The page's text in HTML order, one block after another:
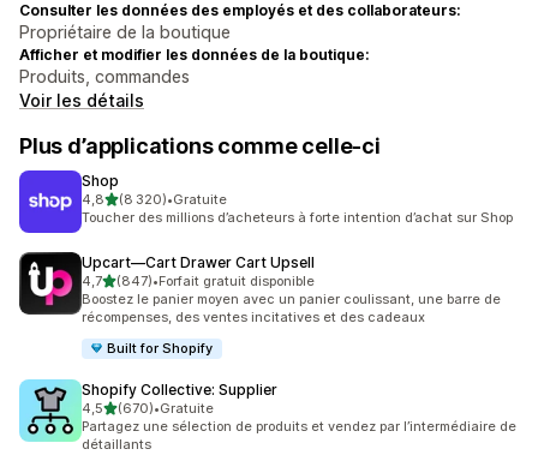
Consulter les données des employés et des collaborateurs:
Propriétaire de la boutique
Afficher et modifier les données de la boutique:
Produits, commandes
Voir les détails
Plus d’applications comme celle-ci
Shop
4,8étoile(s) sur 5
(8 320)
8320 avis au total
•Gratuite
Toucher des millions d’acheteurs à forte intention d’achat sur Shop
Upcart—Cart Drawer Cart Upsell
4,7étoile(s) sur 5
(847)
847 avis au total
•Forfait gratuit disponible
Boostez le panier moyen avec un panier coulissant, une barre de
récompenses, des ventes incitatives et des cadeaux
Built for Shopify
Shopify Collective: Supplier
4,5étoile(s) sur 5
(670)
670 avis au total
•Gratuite
Partagez une sélection de produits et vendez par l’intermédiaire de
détaillants